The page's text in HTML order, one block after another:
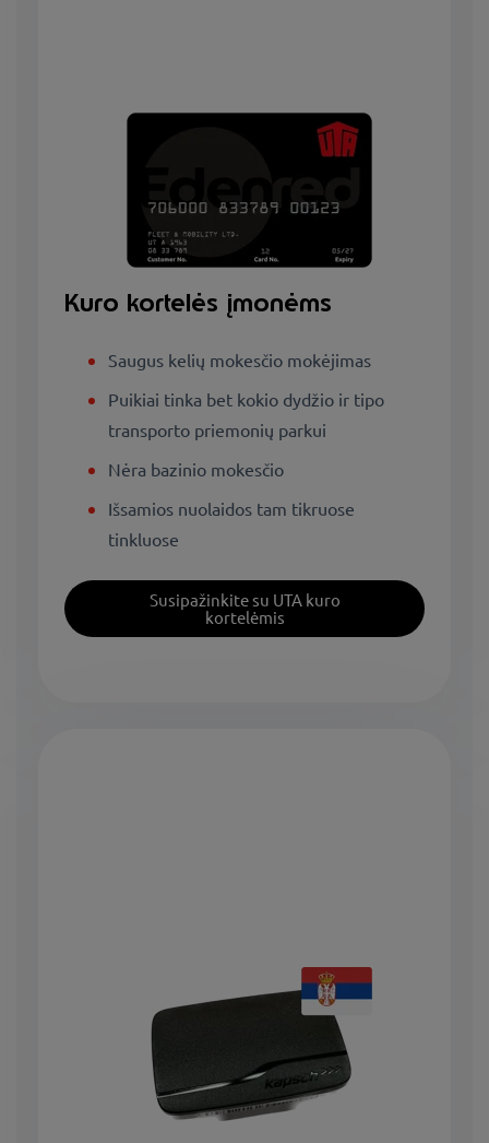
Kuro kortelės įmonėms
Saugus kelių mokesčio mokėjimas
Puikiai tinka bet kokio dydžio ir tipo
transporto priemonių parkui
Nėra bazinio mokesčio
Išsamios nuolaidos tam tikruose
tinkluose
Susipažinkite su UTA kuro
kortelėmis